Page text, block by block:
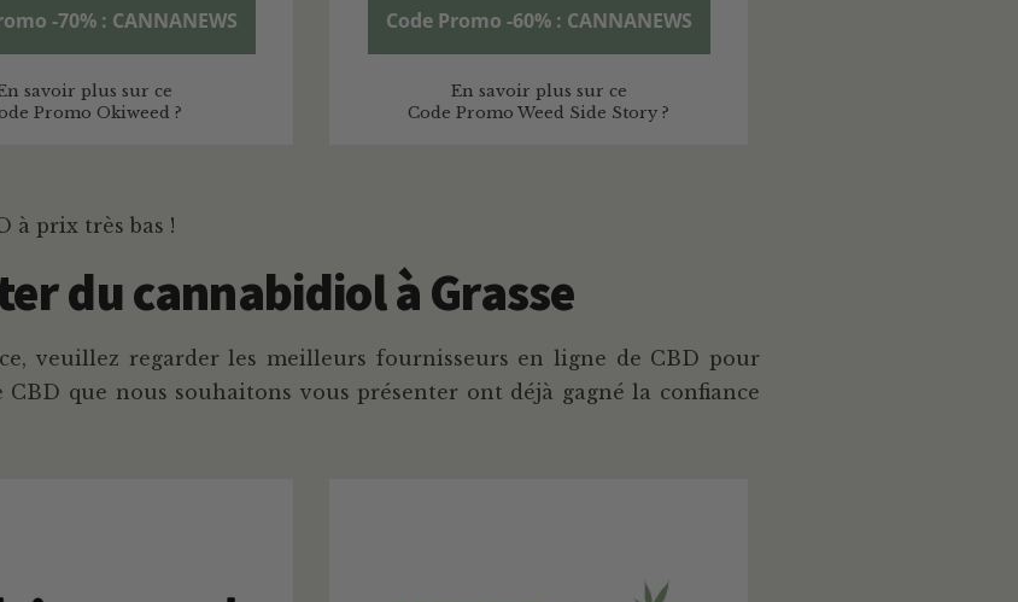
-70% : CANNANEWS
savoir plus sur ce
Promo Okiweed ?
Code Promo -60% : CANNANEWS
En savoir plus sur ce
Code Promo Weed Side Story ?
à prix très bas !
du cannabidiol à Grasse
veuillez regarder les meilleurs fournisseurs en ligne de CBD pour
que nous souhaitons vous présenter ont déjà gagné la confiance